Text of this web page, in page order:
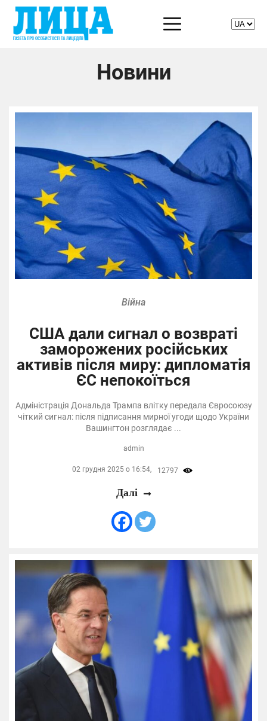
Новини
Війна
США дали сигнал о возвраті
заморожених російських
активів після миру: дипломатія
ЄС непокоїться
Адміністрація Дональда Трампа влітку передала Євросоюзу
чіткий сигнал: після підписання мирної угоди щодо України
Вашингтон розглядає ...
admin
02 грудня 2025 о 16:54, 12797
Далі